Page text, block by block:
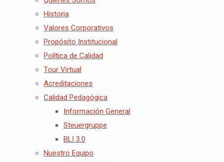
Historia
Valores Corporativos
Propósito Institucional
Política de Calidad
Tour Virtual
Acreditaciones
Calidad Pedagógica
Información General
Steuergruppe
BLI 3.0
Nuestro Equipo